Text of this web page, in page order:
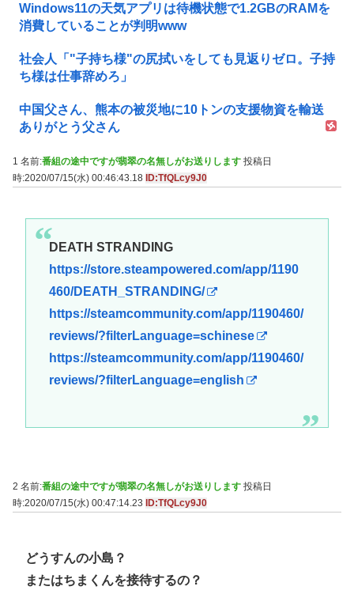
Windows11の天気アプリは待機状態で1.2GBのRAMを
消費していることが判明www
社会人「"子持ち様"の尻拭いをしても見返りゼロ。子持
ち様は仕事辞めろ」
中国父さん、熊本の被災地に10トンの支援物資を輸送
ありがとう父さん
1 名前:番組の途中ですが翡翠の名無しがお送りします 投稿日
時:2020/07/15(水) 00:46:43.18 ID:TfQLcy9J0
DEATH STRANDING
https://store.steampowered.com/app/1190
460/DEATH_STRANDING/
https://steamcommunity.com/app/1190460/
reviews/?filterLanguage=schinese
https://steamcommunity.com/app/1190460/
reviews/?filterLanguage=english
2 名前:番組の途中ですが翡翠の名無しがお送りします 投稿日
時:2020/07/15(水) 00:47:14.23 ID:TfQLcy9J0
どうすんの小島？
またはちまくんを接待するの？